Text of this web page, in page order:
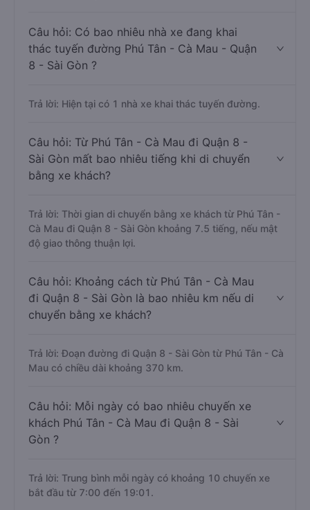
Câu hỏi: Có bao nhiêu nhà xe đang khai
thác tuyến đường Phú Tân - Cà Mau - Quận
8 - Sài Gòn ?
Trả lời: Hiện tại có 1 nhà xe khai thác tuyến đường.
Câu hỏi: Từ Phú Tân - Cà Mau đi Quận 8 -
Sài Gòn mất bao nhiêu tiếng khi di chuyển
bằng xe khách?
Trả lời: Thời gian di chuyển bằng xe khách từ Phú Tân -
Cà Mau đi Quận 8 - Sài Gòn khoảng 7.5 tiếng, nếu mật
độ giao thông thuận lợi.
Câu hỏi: Khoảng cách từ Phú Tân - Cà Mau
đi Quận 8 - Sài Gòn là bao nhiêu km nếu di
chuyển bằng xe khách?
Trả lời: Đoạn đường đi Quận 8 - Sài Gòn từ Phú Tân - Cà
Mau có chiều dài khoảng 370 km.
Câu hỏi: Mỗi ngày có bao nhiêu chuyến xe
khách Phú Tân - Cà Mau đi Quận 8 - Sài
Gòn ?
Trả lời: Trung bình mỗi ngày có khoảng 10 chuyến xe
bắt đầu từ 7:00 đến 19:01.